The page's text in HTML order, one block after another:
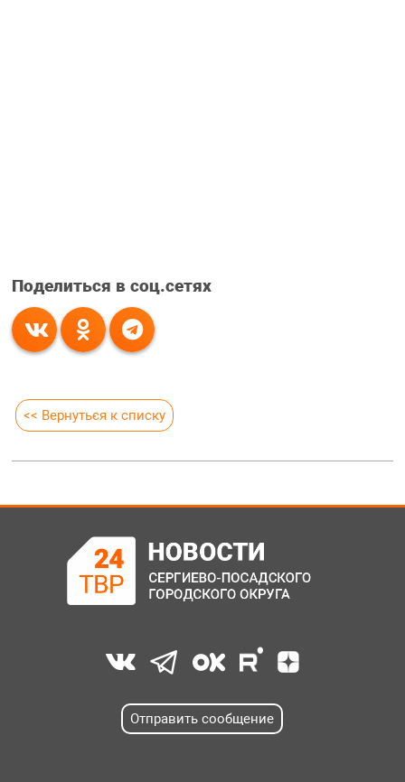
Поделиться в соц.сетях
<< Вернуться к списку
Отправить сообщение